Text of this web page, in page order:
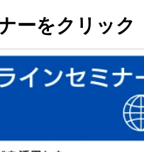
ーをクリック